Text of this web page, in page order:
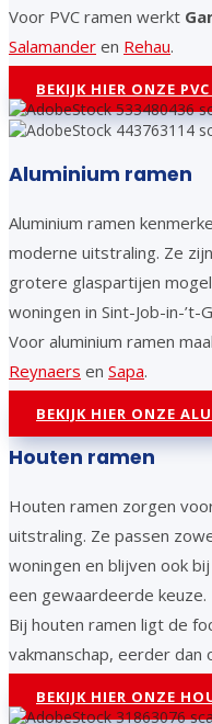
Voor PVC ramen werkt
Salamander en Rehau.
BEKIJK HIER ONZE
Aluminium ramen
Aluminium ramen
moderne uitstraling. Ze
grotere glaspartijen
woningen in Sint-Job-in-’t-
Voor aluminium ramen
Reynaers en Sapa.
BEKIJK HIER ONZE
Houten ramen
Houten ramen zorgen
uitstraling. Ze passen
woningen en blijven ook
een gewaardeerde keuze.
Bij houten ramen ligt de
vakmanschap, eerder dan
BEKIJK HIER ONZE